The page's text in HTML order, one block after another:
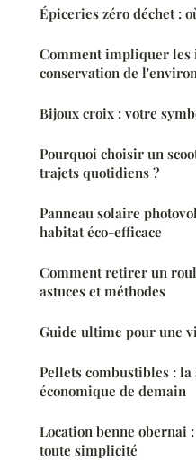
Épiceries zéro déchet :
Comment impliquer les
conservation de
Bijoux croix : votre
Pourquoi choisir un
trajets quotidiens ?
Panneau solaire
habitat éco-efficace
Comment retirer un
astuces et méthodes
Guide ultime pour une
Pellets combustibles :
économique de demain
Location benne obernai
toute simplicité